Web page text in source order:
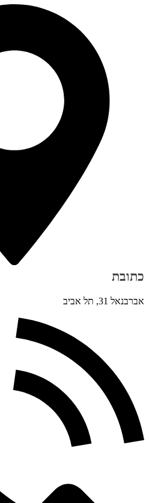
כתובת
אברבנאל 31, תל אביב